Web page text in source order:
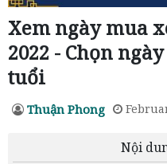
Xem ngày mua
2022 - Chọn
tuổi
Thuận Phong
Nội